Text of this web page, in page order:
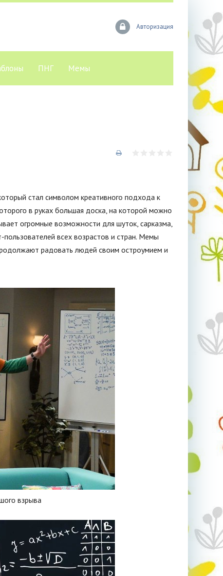
Авторизация
ПНГ Мемы
стал символом креативного подхода к
в руках большая доска, на которой можно
огромные возможности для шуток, сарказма,
всех возрастов и стран. Мемы
радовать людей своим остроумием и
взрыва